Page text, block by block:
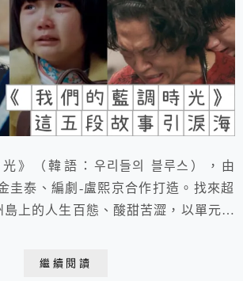
》（韓語：우리들의 블루스），由
圭泰、編劇-盧熙京合作打造。找來超
上的人生百態、酸甜苦澀，以單元劇
繼續閱讀